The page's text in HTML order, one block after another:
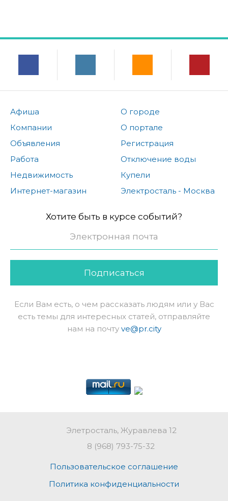
Афиша
Компании
Объявления
Работа
Недвижимость
Интернет-магазин
О городе
О портале
Регистрация
Отключение воды
Купели
Электросталь - Москва
Хотите быть в курсе событий?
Подписаться
Если Вам есть, о чем рассказать людям или у Вас
есть темы для интересных статей, отправляйте
нам на почту ve@pr.city
Элетросталь, Журавлева 12
8 (968) 793-75-32
Пользовательское соглашение
Политика конфиденциальности